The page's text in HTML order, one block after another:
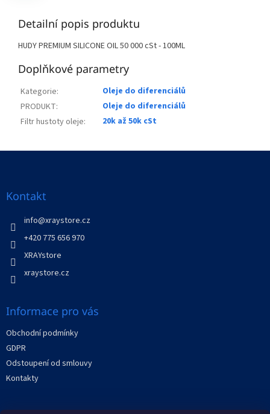
Detailní popis produktu
HUDY PREMIUM SILICONE OIL 50 000 cSt - 100ML
Doplňkové parametry
Kategorie:
Oleje do diferenciálů
PRODUKT:
Oleje do diferenciálů
Filtr hustoty oleje: 20k až 50k cSt
Kontakt
info@xraystore.cz
+420 775 656 970
XRAYstore
xraystore.cz
Informace pro vás
Obchodní podmínky
GDPR
Odstoupení od smlouvy
Kontakty